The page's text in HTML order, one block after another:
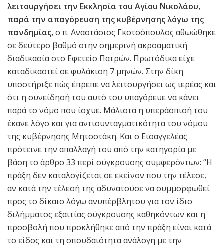
λειτουργήσει την Εκκλησία του Αγίου Νικολάου,
παρά την απαγόρευση της κυβέρνησης λόγω της
πανδημίας,ο π. Αναστάσιος Γκοτσόπουλος αθωώθηκε
σε δεύτερο βαθμό στην σημερινή ακροαματική
διαδικασία στο Εφετείο Πατρών. Πρωτόδικα είχε
καταδικαστεί σε φυλάκιση 7 μηνών. Στην δίκη
υποστήριξε πώς έπρεπε να λειτουργήσει ως ιερέας και
ότι η συνείδησή του αυτό του υπαγόρευε να κάνει
παρά το νόμο που ίσχυε. Μάλιστα η υπεράσπισή του
έκανε λόγο και για αντισυνταγματικότητα του νόμου
της κυβέρνησης Μητσοτάκη. Και ο Εισαγγελέας
πρότεινε την απαλλαγή του από την κατηγορία με
βάση το άρθρο 33 περί σύγκρουσης συμφερόντων: “Η
πράξη δεν καταλογίζεται σε εκείνον που την τέλεσε,
αν κατά την τέλεσή της αδυνατούσε να συμμορφωθεί
προς το δίκαιο λόγω ανυπέρβλητου για τον ίδιο
διλήμματος εξαιτίας σύγκρουσης καθηκόντων και η
προσβολή που προκλήθηκε από την πράξη είναι κατά
το είδος και τη σπουδαιότητα ανάλογη με την